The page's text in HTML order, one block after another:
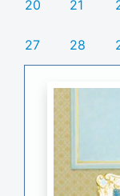
20 21
27 28